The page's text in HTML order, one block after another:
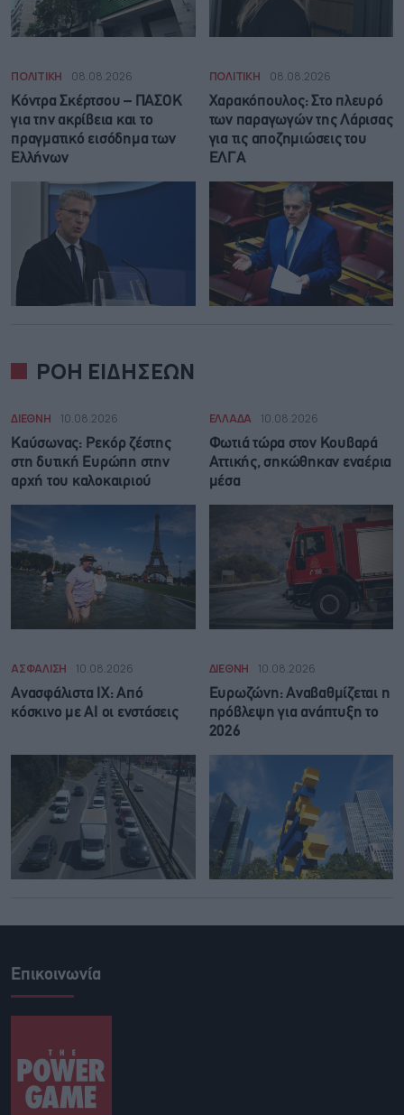
ΠΟΛΙΤΙΚΗ 08.08.2026
Κόντρα Σκέρτσου – ΠΑΣΟΚ
για την ακρίβεια και το
πραγματικό εισόδημα των
Ελλήνων
ΠΟΛΙΤΙΚΗ 08.08.2026
Χαρακόπουλος: Στο πλευρό
των παραγωγών της Λάρισας
για τις αποζημιώσεις του
ΕΛΓΑ
ΡΟΗ ΕΙΔΗΣΕΩΝ
ΔΙΕΘΝΗ 10.08.2026
Καύσωνας: Ρεκόρ ζέστης
στη δυτική Ευρώπη στην
αρχή του καλοκαιριού
ΕΛΛΑΔΑ 10.08.2026
Φωτιά τώρα στον Κουβαρά
Αττικής, σηκώθηκαν εναέρια
μέσα
ΑΣΦΑΛΙΣΗ 10.08.2026
Ανασφάλιστα ΙΧ: Από
κόσκινο με AI οι ενστάσεις
ΔΙΕΘΝΗ 10.08.2026
Ευρωζώνη: Αναβαθμίζεται η
πρόβλεψη για ανάπτυξη το
2026
Επικοινωνία